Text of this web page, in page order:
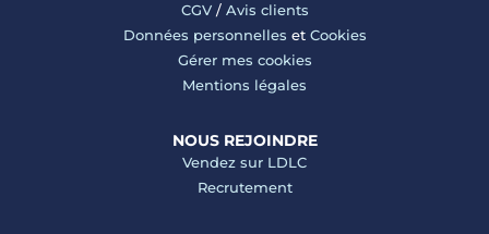
CGV/ Avis clients
Données personnelles et Cookies
Gérer mes cookies
Mentions légales
NOUS REJOINDRE
Vendez sur LDLC
Recrutement